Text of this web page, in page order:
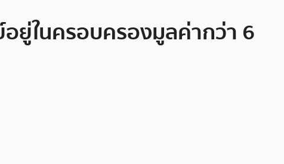
ยู่ในครอบครองมูลค่ากว่า 6